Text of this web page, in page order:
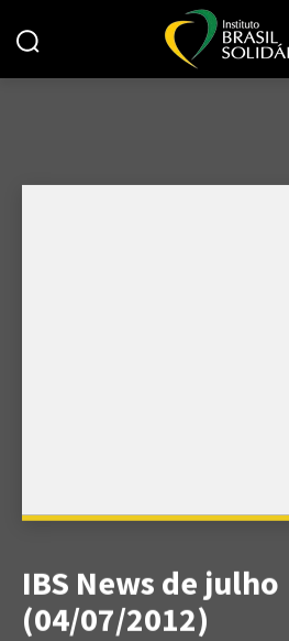
IBS News de julho
(04/07/2012)